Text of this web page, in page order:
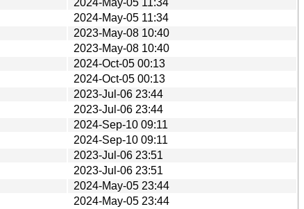
2024-May-05 11:34
2023-May-08 10:40
2023-May-08 10:40
2024-Oct-05 00:13
2024-Oct-05 00:13
2023-Jul-06 23:44
2023-Jul-06 23:44
2024-Sep-10 09:11
2024-Sep-10 09:11
2023-Jul-06 23:51
2023-Jul-06 23:51
2024-May-05 23:44
2024-May-05 23:44